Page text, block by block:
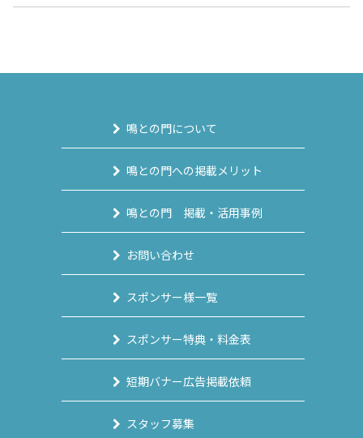
鳴との門について
鳴との門への掲載メリット
鳴との門 掲載・活用事例
お問い合わせ
スポンサー様一覧
スポンサー特典・料金表
短期バナー広告掲載依頼
スタッフ募集